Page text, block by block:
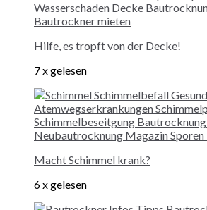
Hilfe, es tropft von der Decke!
7 x gelesen
Macht Schimmel krank?
6 x gelesen